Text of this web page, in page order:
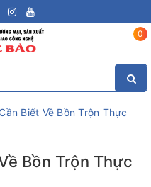
0
Biết Về Bồn Trộn Thực
Bồn Trộn Thực